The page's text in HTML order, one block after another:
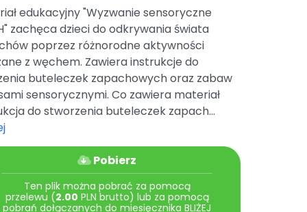
Archiwalne numery
Pomoc
Polecamy
Promocje
czerwca 2024 r. uzyskała
r. Nr decyzji:
Online.
Filmy edukacyjne
edukacyjny "Wyzwanie sensoryczne
zachęca dzieci do odkrywania świata
poprzez różnorodne aktywności
z węchem. Zawiera instrukcje do
buteleczek zapachowych oraz zabaw
sensorycznymi. Co zawiera materiał
do stworzenia buteleczek zapach...
Pobierz
Ten plik można pobrać za pomocą
przelewu (2.00 PLN brutto) lub za pomocą
pobrań dołączanych do miesięcznika BLIŻEJ